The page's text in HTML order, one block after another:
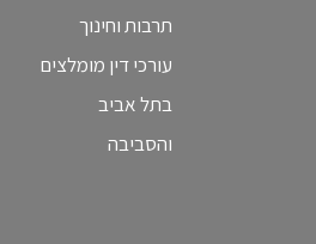
תרבות וחינוך
עורכי דין מומלצים
בתל אביב
והסביבה